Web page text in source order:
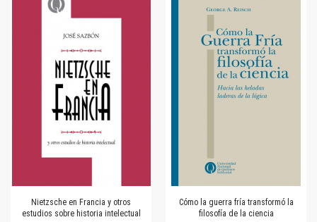
Nietzsche en Francia y otros
estudios sobre historia intelectual
Cómo la guerra fría transformó la
filosofía de la ciencia